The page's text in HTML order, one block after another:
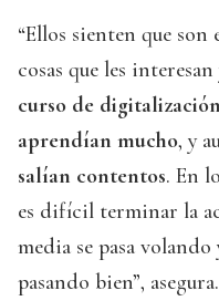
“Ellos sienten que son
cosas que les
curso de
aprendían mucho, y
salían contentos. En
es difícil terminar la
media se pasa
pasando bien”, asegura.